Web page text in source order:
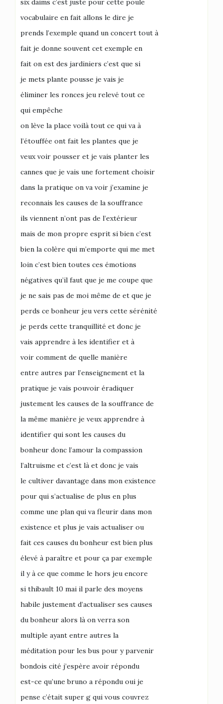
six daims c’est juste pour cette poule
vocabulaire en fait allons le dire je
prends l’exemple quand un concert tout à
fait je donne souvent cet exemple en
fait on est des jardiniers c’est que si
je mets plante pousse je vais je
éliminer les ronces jeu relevé tout ce
qui empêche
on lève la place voilà tout ce qui va à
l’étouffée ont fait les plantes que je
veux voir pousser et je vais planter les
cannes que je vais une fortement choisir
dans la pratique on va voir j’examine je
reconnais les causes de la souffrance
ils viennent n’ont pas de l’extérieur
mais de mon propre esprit si bien c’est
bien la colère qui m’emporte qui me met
loin c’est bien toutes ces émotions
négatives qu’il faut que je me coupe que
je ne sais pas de moi même de et que je
perds ce bonheur jeu vers cette sérénité
je perds cette tranquillité et donc je
vais apprendre à les identifier et à
voir comment de quelle manière
entre autres par l’enseignement et la
pratique je vais pouvoir éradiquer
justement les causes de la souffrance de
la même manière je veux apprendre à
identifier qui sont les causes du
bonheur donc l’amour la compassion
l’altruisme et c’est là et donc je vais
le cultiver davantage dans mon existence
pour qui s’actualise de plus en plus
comme une plan qui va fleurir dans mon
existence et plus je vais actualiser ou
fait ces causes du bonheur est bien plus
élevé à paraître et pour ça par exemple
il y à ce que comme le hors jeu encore
si thibault 10 mai il parle des moyens
habile justement d’actualiser ses causes
du bonheur alors là on verra son
multiple ayant entre autres la
méditation pour les bus pour y parvenir
bondois cité j’espère avoir répondu
est-ce qu’une bruno a répondu oui je
pense c’était super g qui vous couvrez